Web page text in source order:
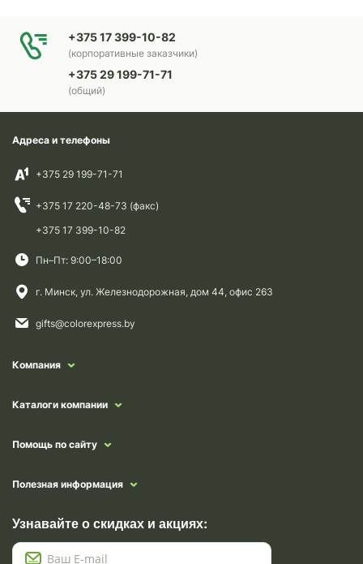
+375 17 399-10-82
(корпоративные заказчики)
+375 29 199-71-71
(общий)
Адреса и телефоны
+375 29 199-71-71
+375 17 220-48-73 (факс)
+375 17 399-10-82
Пн–Пт: 9:00–18:00
г. Минск, ул. Железнодорожная, дом 44, офис 263
gifts@colorexpress.by
Компания
Каталоги компании
Помощь по сайту
Полезная информация
Узнавайте о скидках и акциях: